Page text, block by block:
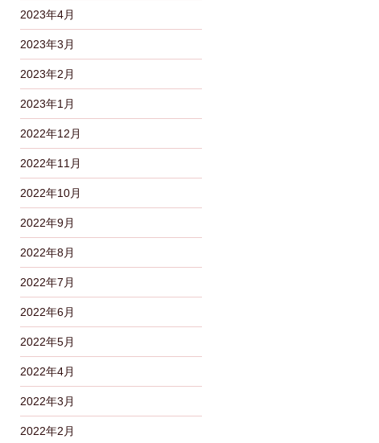
2023年4月
2023年3月
2023年2月
2023年1月
2022年12月
2022年11月
2022年10月
2022年9月
2022年8月
2022年7月
2022年6月
2022年5月
2022年4月
2022年3月
2022年2月